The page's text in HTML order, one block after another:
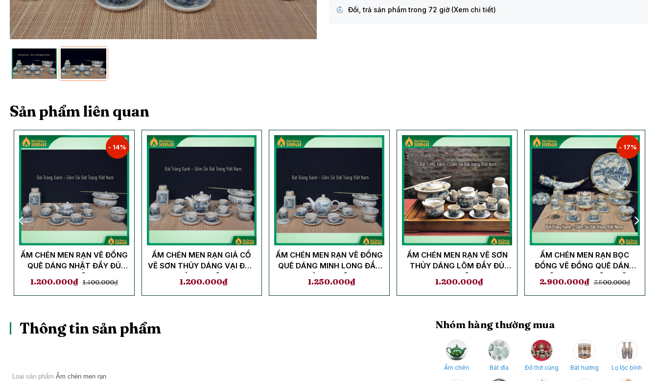
Đổi, trả sản phẩm trong 72 giờ (Xem chi tiết)
Sản phẩm liên quan
- 14%
ẤM CHÉN MEN RẠN VẼ ĐỒNG
QUÊ DÁNG NHẬT ĐẦY ĐỦ
PHỤ KIỆN
1.200.000₫ 1.400.000₫
ẤM CHÉN MEN RẠN GIẢ CỔ
VẼ SƠN THỦY DÁNG VẠI ĐẦY
1.200.000₫
ẤM CHÉN MEN RẠN VẼ ĐỒNG
QUÊ DÁNG MINH LONG ĐẦY
ĐỦ PHỤ KIỆN
1.250.000₫
ẤM CHÉN MEN RẠN VẼ SƠN
THỦY DÁNG LÕM ĐẦY ĐỦ
1.200.000₫
- 17%
ẤM CHÉN MEN RẠN BỌC
ĐỒNG VẼ ĐỒNG QUÊ DÁNG
VUÔNG + PHỤ KIỆN + ĐĨA
CẢNH + NGÀ VOI + ĐIẾU BÁT
2.900.000₫ 3.500.000₫
Thông tin sản phẩm
Loại sản phẩm Ấm chén men rạn
Nhóm hàng thường mua
Ấm chén Bát đĩa Đồ thờ cúng Bát hương Lọ lộc bình